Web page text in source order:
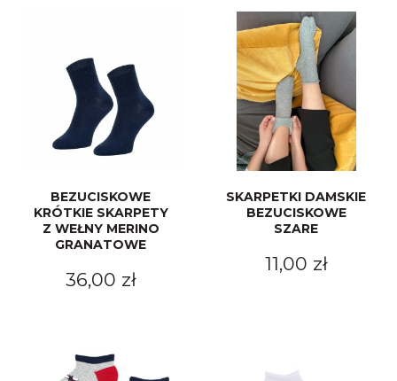
BEZUCISKOWE
KRÓTKIE SKARPETY
Z WEŁNY MERINO
GRANATOWE
36,00 zł
SKARPETKI DAMSKIE
BEZUCISKOWE
SZARE
11,00 zł